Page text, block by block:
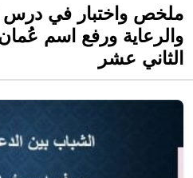
ملخص واختبار في درس
والرعاية ورفع اسم
الثاني عشر